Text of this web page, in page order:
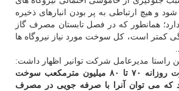
و هیچ ارتباطی به پر بودن انبارهای ذخیره
همانطور که در فصل تابستان مصرف گاز
کمتر است، کل سوخت مورد نیاز نیروگاه ها
راستا مدیرعامل شرکت توانیر اظهار داشت:
الان نیروگاه ها بصورت روزانه ۷۰ تا ۸۰ میلیون مترمکعب سوخت
که می توان آنرا با صرفه جویی در مصرف